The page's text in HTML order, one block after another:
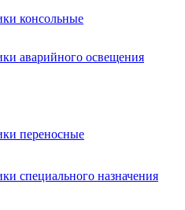
консольные
аварийного освещения
переносные
специального назначения